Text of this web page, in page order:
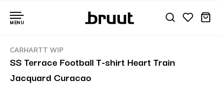
MENU
CARHARTT WIP
SS Terrace Football T-shirt Heart Train
Jacquard Curacao